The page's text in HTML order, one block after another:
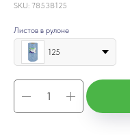
SKU: 7853B125
Листов в рулоне
125